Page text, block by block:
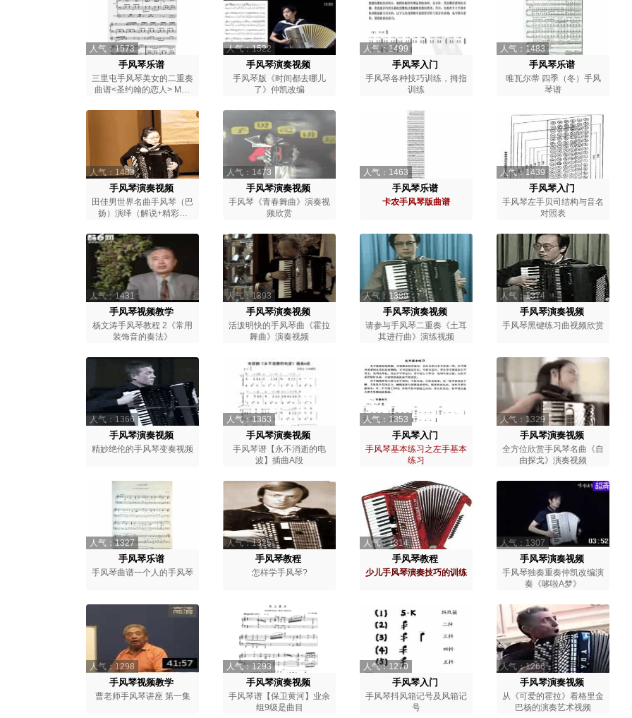
人气：1573
手风琴乐谱
三里屯手风琴美女的二重奏
曲谱<圣约翰的恋人> Mon
人气：1522
手风琴演奏视频
手风琴版《时间都去哪儿
了》仲凯改编
人气：1499
手风琴入门
手风琴各种技巧训练，拇指
训练
人气：1483
手风琴乐谱
唯瓦尔蒂 四季（冬）手风
琴谱
人气：1483
手风琴演奏视频
田佳男世界名曲手风琴（巴
扬）演绎（解说+精彩视
人气：1473
手风琴演奏视频
手风琴《青春舞曲》演奏视
频欣赏
人气：1463
手风琴乐谱
卡农手风琴版曲谱
人气：1439
手风琴入门
手风琴左手贝司结构与音名
对照表
人气：1431
手风琴视频教学
杨文涛手风琴教程 2《常用
装饰音的奏法》
人气：1393
手风琴演奏视频
活泼明快的手风琴曲《霍拉
舞曲》演奏视频
人气：1389
手风琴演奏视频
请参与手风琴二重奏《土耳
其进行曲》演练视频
人气：1374
手风琴演奏视频
手风琴黑键练习曲视频欣赏
人气：1366
手风琴演奏视频
精妙绝伦的手风琴变奏视频
人气：1363
手风琴演奏视频
手风琴谱【永不消逝的电
波】插曲A段
人气：1353
手风琴入门
手风琴基本练习之左手基本
练习
人气：1329
手风琴演奏视频
全方位欣赏手风琴名曲《自
由探戈》演奏视频
人气：1327
手风琴乐谱
手风琴曲谱一个人的手风琴
人气：1325
手风琴教程
怎样学手风琴?
人气：1314
手风琴教程
少儿手风琴演奏技巧的训练
人气：1307
手风琴演奏视频
手风琴独奏重奏仲凯改编演
奏《哆啦A梦》
人气：1298
手风琴视频教学
曹老师手风琴讲座 第一集
人气：1293
手风琴演奏视频
手风琴谱【保卫黄河】业余
组9级是曲目
人气：1270
手风琴入门
手风琴抖风箱记号及风箱记
号
人气：1266
手风琴演奏视频
从《可爱的霍拉》看格里金
巴杨的演奏艺术视频